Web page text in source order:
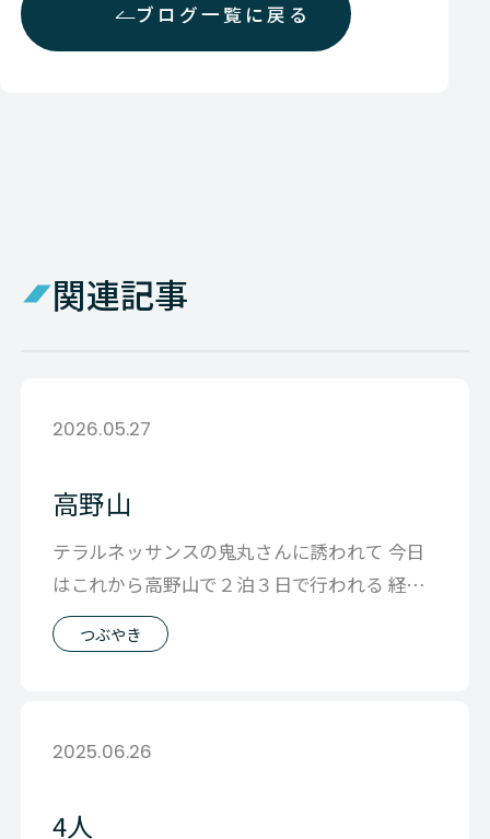
ブログ一覧に戻る
関連記事
2026.05.27
高野山
テラルネッサンスの鬼丸さんに誘われて 今日
はこれから高野山で２泊３日で行われる 経営
者のための合宿に参加してきます。 比
つぶやき
2025.06.26
4人